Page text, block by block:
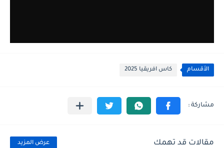
الأقسام كاس افريقيا 2025
مقالات قد تهمك عرض المزيد